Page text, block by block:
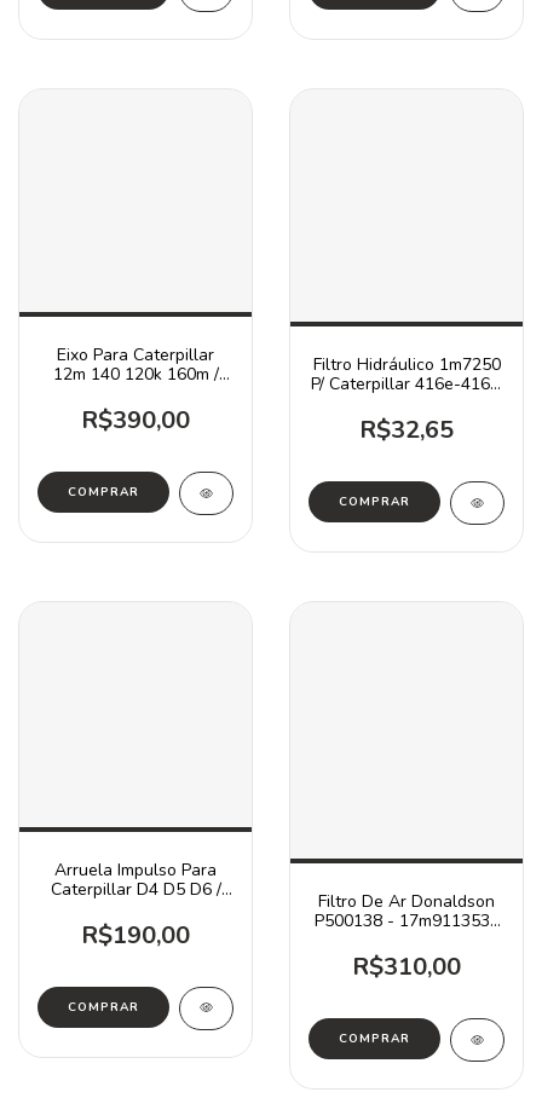
Eixo Para Caterpillar
12m 140 120k 160m /
R$390,00
Filtro Hidráulico 1m7250
P/ Caterpillar 416e-416f-
R$32,65
Arruela Impulso Para
Caterpillar D4 D5 D6 /
R$190,00
Filtro De Ar Donaldson
P500138 - 17m9113530
R$310,00